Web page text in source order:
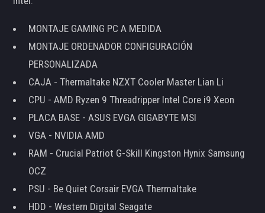
MONTAJE GAMING PC A MEDIDA
MONTAJE ORDENADOR CONFIGURACIÓN
PERSONALIZADA
CAJA - Thermaltake NZXT Cooler Master Lian Li
CPU - AMD Ryzen 9 Threadripper Intel Core i9 Xeon
PLACA BASE - ASUS EVGA GIGABYTE MSI
VGA - NVIDIA AMD
RAM - Crucial Patriot G-Skill Kingston Hynix Samsung
OCZ
PSU - Be Quiet Corsair EVGA Thermaltake
HDD - Western Digital Seagate